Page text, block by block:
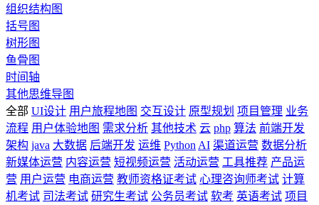
组织结构图
括号图
树形图
鱼骨图
时间轴
其他思维导图
全部 UI设计 用户旅程地图 交互设计 原型规划 项目管理 业务
流程 用户体验地图 需求分析 其他技术 云 php 算法 前端开发
架构 java 大数据 后端开发 运维 Python AI 渠道运营 数据分析
新媒体运营 内容运营 短视频运营 活动运营 工具推荐 产品运
营 用户运营 电商运营 教师资格证考试 心理咨询师考试 计算
机考试 司法考试 研究生考试 公务员考试 软考 英语考试 项目